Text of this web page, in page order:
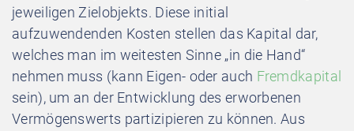
jeweiligen Zielobjekts. Diese initial
aufzuwendenden Kosten stellen das Kapital dar,
welches man im weitesten Sinne „in die Hand“
nehmen muss (kann Eigen- oder auch Fremdkapital
sein), um an der Entwicklung des erworbenen
Vermögenswerts partizipieren zu können. Aus